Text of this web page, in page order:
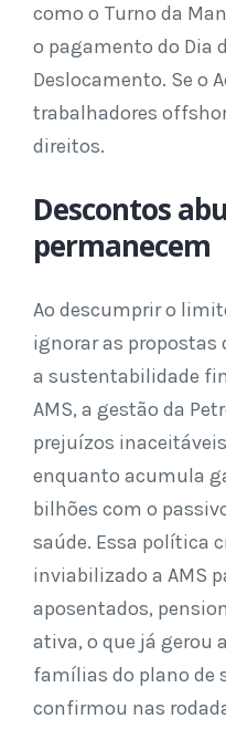
como o Turno da
o pagamento do Dia
Deslocamento. Se o
trabalhadores
direitos.
Descontos
permanecem
Ao descumprir o
ignorar as
a sustentabilidade
AMS, a gestão da
prejuízos
enquanto acumula
bilhões com o
saúde. Essa política
inviabilizado a AMS
aposentados,
ativa, o que já gerou
famílias do plano de
confirmou nas